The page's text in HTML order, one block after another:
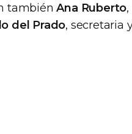
tambiénAna Ruberto
del Prado, secretaria